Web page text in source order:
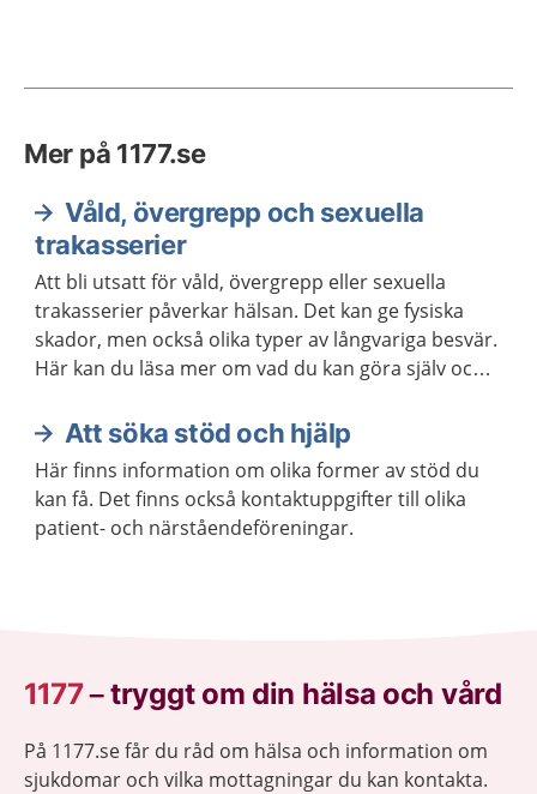
Mer på 1177.se
Våld, övergrepp och sexuella
trakasserier
Att bli utsatt för våld, övergrepp eller sexuella
trakasserier påverkar hälsan. Det kan ge fysiska
skador, men också olika typer av långvariga besvär.
Här kan du läsa mer om vad du kan göra själv och
bättre.Att söka stöd och hjälp
Här finns information om olika former av stöd du
kan få. Det finns också kontaktuppgifter till olika
patient- och närståendeföreningar.
1177–tryggt om din hälsa och vård
På 1177.se får du råd om hälsa och information om
sjukdomar och vilka mottagningar du kan kontakta.